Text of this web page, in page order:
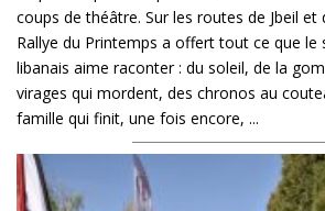
coups de théâtre. Sur les routes de Jbeil et
Rallye du Printemps a offert tout ce que le
libanais aime raconter : du soleil, de la
virages qui mordent, des chronos au
famille qui finit, une fois encore, ...